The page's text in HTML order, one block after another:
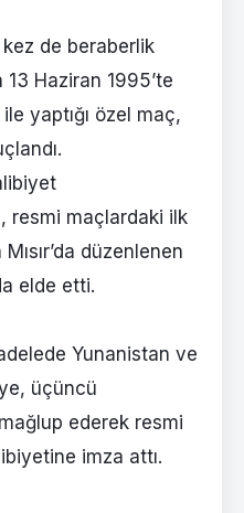
de beraberlik
13 Haziran 1995’te
yaptığı özel maç,
resmi maçlardaki ilk
düzenlenen
elde etti.
Yunanistan ve
üçüncü
ederek resmi
imza attı.